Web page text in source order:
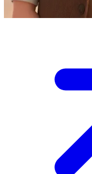
Show more